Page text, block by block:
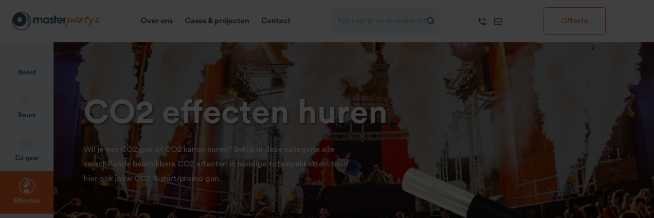
Over ons Cases & projecten Contact Offerte
Beeld
Beurs
DJ gear
Effecten
CO2 effecten huren
Wil je een CO2 gun of CO2 kanon huren? Bekijk in deze categorie alle
verschillende beschikbare CO2 effecten in handige totaalpakketten. Huur
hier ook jouw CO2 T-shirt/promo gun.